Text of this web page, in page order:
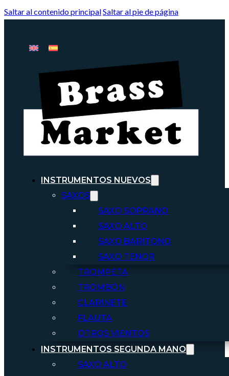
Saltar al contenido principalSaltar al pie de página
INSTRUMENTOS NUEVOS
SAXOS
SAXO SOPRANO
SAXO ALTO
SAXO BARITONO
SAXO TENOR
TROMPETA
TROMBÓN
CLARINETE
FLAUTA
OTROS VIENTOS
INSTRUMENTOS SEGUNDA MANO
SAXO ALTO